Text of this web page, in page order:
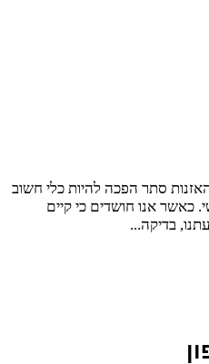
סתר הפכה להיות כלי חשוב
כאשר אנו חושדים כי קיים
בדיקה...